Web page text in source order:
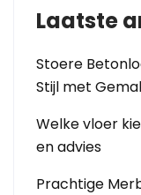
Laatste
Stoere
Stijl met
Welke vloer
en advies
Prachtige